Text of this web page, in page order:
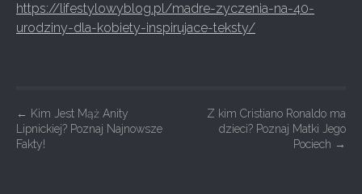
https://lifestylowyblog.pl/madre-zyczenia-na-40-
urodziny-dla-kobiety-inspirujace-teksty/
P
o
← Kim Jest Mąż Anity
Lipnickiej? Poznaj Najnowsze
Fakty!
Z kim Cristiano Ronaldo ma
dzieci? Poznaj Matki Jego
Pociech →